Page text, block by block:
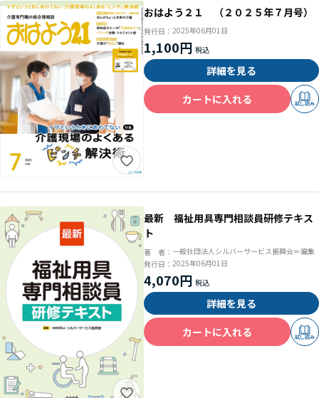
おはよう２１ （２０２５年７月号）
発行日： 2025年06月01日
1,100円
詳細を見る
カートに入れる
試し読み
最新 福祉用具専門相談員研修テキス
ト
著 者： 一般社団法人シルバーサービス振興会＝編集
発行日： 2025年06月01日
4,070円
詳細を見る
カートに入れる
試し読み